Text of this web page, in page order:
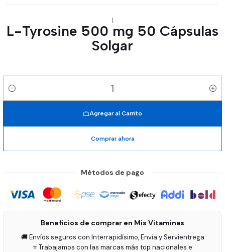
|
L-Tyrosine 500 mg 50 Cápsulas
Solgar
Cantidad
Agregar al Carrito
Comprar ahora
Métodos de pago
Beneficios de comprar en Mis Vitaminas
🚚 Envíos seguros con Interrapidísimo, Envía y Servientrega
⭐ Trabajamos con las marcas más top nacionales e